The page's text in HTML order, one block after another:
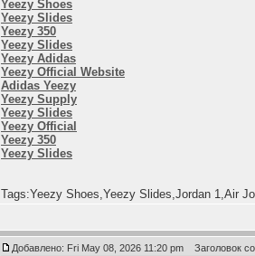
Yeezy Shoes
Yeezy Slides
Yeezy 350
Yeezy Slides
Yeezy Adidas
Yeezy Official Website
Adidas Yeezy
Yeezy Supply
Yeezy Slides
Yeezy Official
Yeezy 350
Yeezy Slides
Tags:Yeezy Shoes,Yeezy Slides,Jordan 1,Air
Добавлено: Fri May 08, 2026 11:20 pm Заголовок